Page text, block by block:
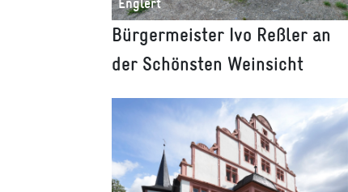
Bürgermeister Ivo Reßler an
der Schönsten Weinsicht